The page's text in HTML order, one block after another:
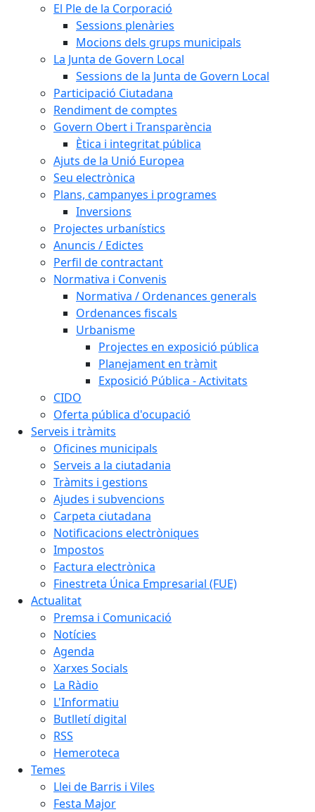
El Ple de la Corporació
Sessions plenàries
Mocions dels grups municipals
La Junta de Govern Local
Sessions de la Junta de Govern Local
Participació Ciutadana
Rendiment de comptes
Govern Obert i Transparència
Ètica i integritat pública
Ajuts de la Unió Europea
Seu electrònica
Plans, campanyes i programes
Inversions
Projectes urbanístics
Anuncis / Edictes
Perfil de contractant
Normativa i Convenis
Normativa / Ordenances generals
Ordenances fiscals
Urbanisme
Projectes en exposició pública
Planejament en tràmit
Exposició Pública - Activitats
CIDO
Oferta pública d'ocupació
Serveis i tràmits
Oficines municipals
Serveis a la ciutadania
Tràmits i gestions
Ajudes i subvencions
Carpeta ciutadana
Notificacions electròniques
Impostos
Factura electrònica
Finestreta Única Empresarial (FUE)
Actualitat
Premsa i Comunicació
Notícies
Agenda
Xarxes Socials
La Ràdio
L'Informatiu
Butlletí digital
RSS
Hemeroteca
Temes
Llei de Barris i Viles
Festa Major